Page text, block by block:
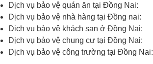
Dịch vụ bảo vệ quán ăn tại Đồng Nai:
Dịch vụ bảo vệ nhà hàng tại Đồng nai:
Dịch vụ bảo vệ khách sạn ở Đồng Nai:
Dịch vụ bảo vệ chung cư tại Đồng Nai:
Dịch vụ bảo vệ công trường tại Đồng Nai: